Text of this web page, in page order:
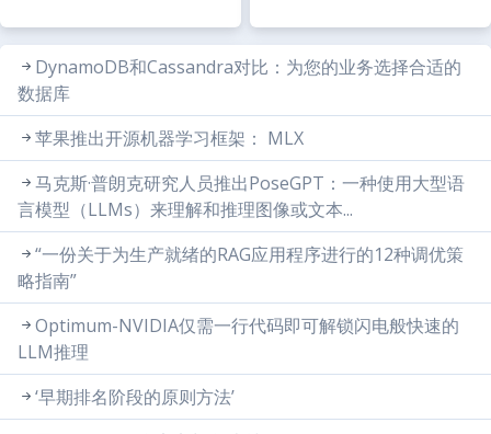
DynamoDB和Cassandra对比：为您的业务选择合适的
数据库
苹果推出开源机器学习框架： MLX
马克斯·普朗克研究人员推出PoseGPT：一种使用大型语
言模型（LLMs）来理解和推理图像或文本...
“一份关于为生产就绪的RAG应用程序进行的12种调优策
略指南”
Optimum-NVIDIA仅需一行代码即可解锁闪电般快速的
LLM推理
‘早期排名阶段的原则方法’